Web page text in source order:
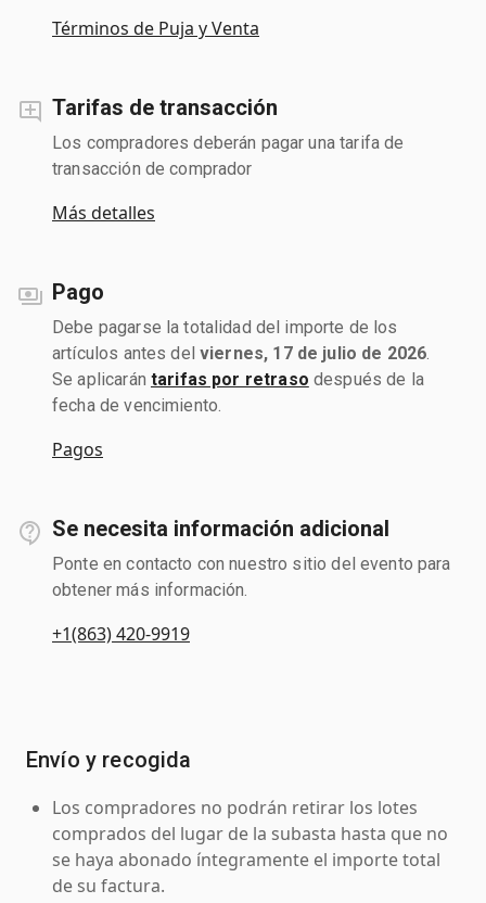
Términos de Puja y Venta
Tarifas de transacción
Los compradores deberán pagar una tarifa de
transacción de comprador
Más detalles
Pago
Debe pagarse la totalidad del importe de los
artículos antes del viernes, 17 de julio de 2026
Se aplicarán tarifas por retraso después de la
fecha de vencimiento.
Pagos
Se necesita información adicional
Ponte en contacto con nuestro sitio del evento para
obtener más información.
+1(863) 420-9919
Envío y recogida
Los compradores no podrán retirar los lotes
comprados del lugar de la subasta hasta que no
se haya abonado íntegramente el importe total
de su factura.